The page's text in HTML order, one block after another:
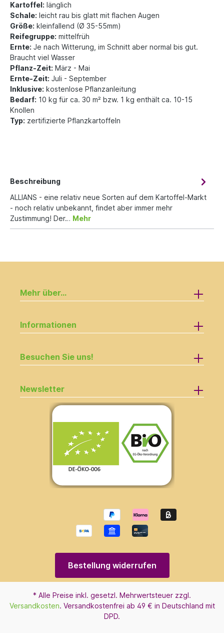
Kartoffel: länglich
Schale: leicht rau bis glatt mit flachen Augen
Größe: kleinfallend (Ø 35-55mm)
Reifegruppe: mittelfrüh
Ernte: Je nach Witterung, im Schnitt aber normal bis gut.
Braucht viel Wasser
Pflanz-Zeit: März - Mai
Ernte-Zeit: Juli - September
Inklusive: kostenlose Pflanzanleitung
Bedarf: 10 kg für ca. 30 m² bzw. 1 kg enthält ca. 10-15
Knollen
Typ: zertifizierte Pflanzkartoffeln
Beschreibung
ALLIANS - eine relativ neue Sorten auf dem Kartoffel-Markt
- noch relativ unbekannt, findet aber immer mehr
Zustimmung! Der… Mehr
Mehr über...
Informationen
Besuchen Sie uns!
Newsletter
Bestellung widerrufen
* Alle Preise inkl. gesetzl. Mehrwertsteuer zzgl.
Versandkosten. Versandkostenfrei ab 49 € in Deutschland mit
DPD.